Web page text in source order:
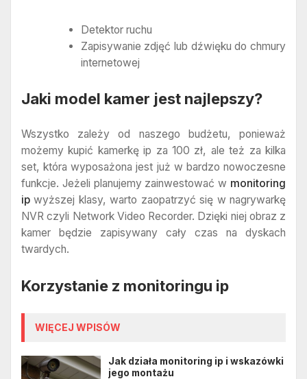
Detektor ruchu
Zapisywanie zdjęć lub dźwięku do chmury
internetowej
Jaki model kamer jest najlepszy?
Wszystko zależy od naszego budżetu, ponieważ
możemy kupić kamerkę ip za 100 zł, ale też za kilka
set, która wyposażona jest już w bardzo nowoczesne
funkcje. Jeżeli planujemy zainwestować w monitoring
ip wyższej klasy, warto zaopatrzyć się w nagrywarkę
NVR czyli Network Video Recorder. Dzięki niej obraz z
kamer będzie zapisywany cały czas na dyskach
twardych.
Korzystanie z monitoringu ip
WIĘCEJ WPISÓW
Jak działa monitoring ip i wskazówki
jego montażu